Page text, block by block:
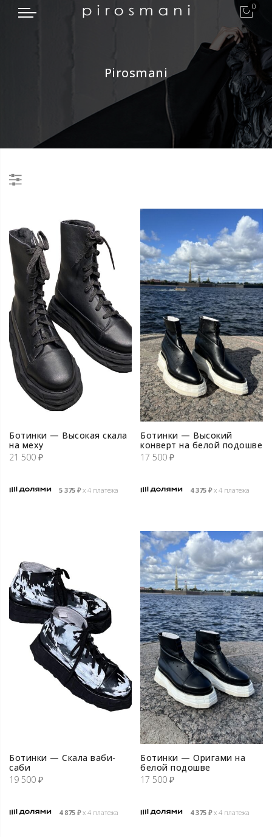
0
Pirosmani
Ботинки — Высокая скала
на меху
21 500 ₽
5 375 ₽х 4 платежа
Ботинки — Высокий
конверт на белой подошве
17 500 ₽
4 375 ₽х 4 платежа
Ботинки — Скала ваби-
cаби
19 500 ₽
4 875 ₽х 4 платежа
Ботинки — Оригами на
белой подошве
17 500 ₽
4 375 ₽х 4 платежа